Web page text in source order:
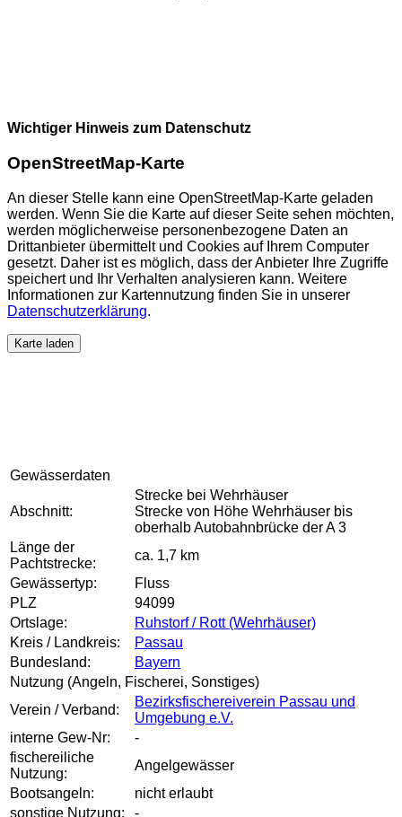
Wichtiger Hinweis zum Datenschutz
OpenStreetMap-Karte
An dieser Stelle kann eine OpenStreetMap-Karte geladen
werden. Wenn Sie die Karte auf dieser Seite sehen möchten,
werden möglicherweise personenbezogene Daten an
Drittanbieter übermittelt und Cookies auf Ihrem Computer
gesetzt. Daher ist es möglich, dass der Anbieter Ihre Zugriffe
speichert und Ihr Verhalten analysieren kann. Weitere
Informationen zur Kartennutzung finden Sie in unserer
Datenschutzerklärung.
Karte laden
Gewässerdaten
Abschnitt:
Strecke bei Wehrhäuser
Strecke von Höhe Wehrhäuser bis
oberhalb Autobahnbrücke der A 3
Länge der
Pachtstrecke:
ca. 1,7 km
Gewässertyp:
Fluss
PLZ
94099
Ortslage:
Ruhstorf / Rott (Wehrhäuser)
Kreis / Landkreis:
Passau
Bundesland:
Bayern
Nutzung (Angeln, Fischerei, Sonstiges)
Verein / Verband:
Bezirksfischereiverein Passau und
Umgebung e.V.
interne Gew-Nr:
-
fischereiliche
Nutzung:
Angelgewässer
Bootsangeln:
nicht erlaubt
sonstige Nutzung:
-